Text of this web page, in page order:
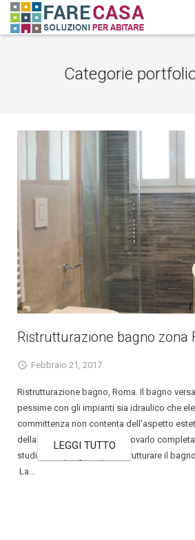
LAVORI
PARTNER
BLOG
Categorie
Ristrutturazione bagno zona
Febbraio 21, 2017
Ristrutturazione bagno, Roma. Il bagno
pessime con gli impianti sia idraulico che
committenza non contenta dell'aspetto
della ristrutturazione per rinnovarlo
studiato un progetto per ristrutturare il
La...
LEGGI TUTTO